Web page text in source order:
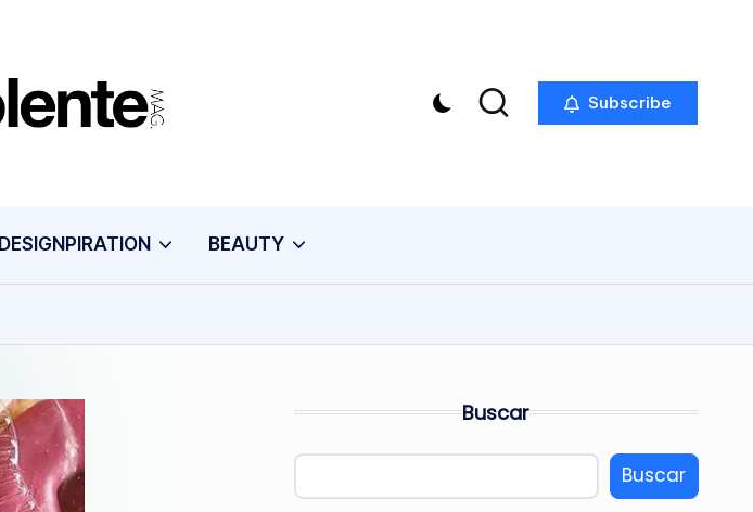
I
O
E
N
T
E
Subscribe
DESIGNPIRATION BEAUTY
Buscar
Buscar